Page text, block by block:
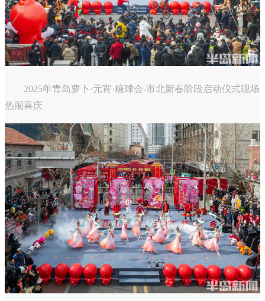
2025年青岛萝卜·元宵·糖球会-市北新春阶段启动仪式现场
热闹喜庆